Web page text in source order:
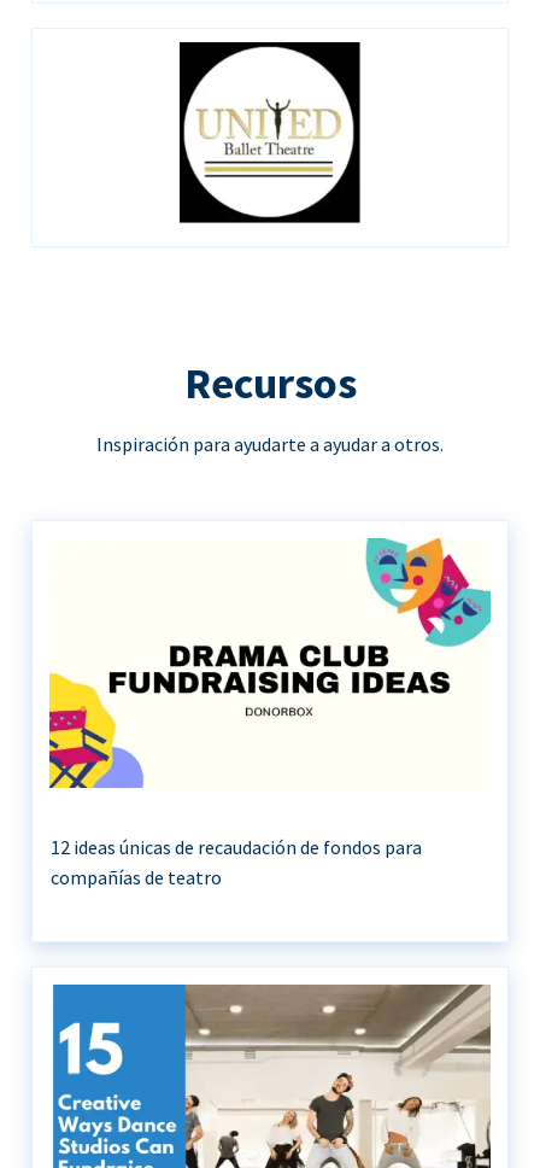
Recursos
Inspiración para ayudarte a ayudar a otros.
12 ideas únicas de recaudación de fondos para
compañías de teatro